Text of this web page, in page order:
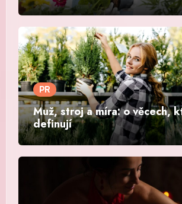
PR
Muž, stroj a míra: o věcech,
definují